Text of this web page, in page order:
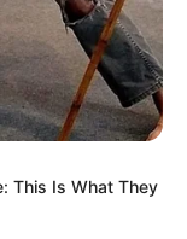
This Is What They